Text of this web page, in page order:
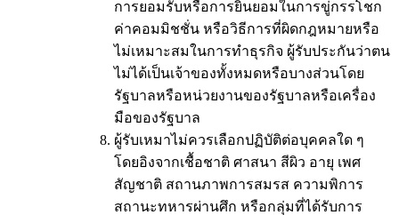
การยอมรับหรือการยินยอมในการขู่กรรโชก
ค่าคอมมิชชั่น หรือวิธีการที่ผิดกฎหมายหรือ
ไม่เหมาะสมในการทำธุรกิจ ผู้รับประกันว่าตน
ไม่ได้เป็นเจ้าของทั้งหมดหรือบางส่วนโดย
รัฐบาลหรือหน่วยงานของรัฐบาลหรือเครื่อง
มือของรัฐบาล
ผู้รับเหมาไม่ควรเลือกปฏิบัติต่อบุคคลใด ๆ
โดยอิงจากเชื้อชาติ ศาสนา สีผิว อายุ เพศ
สัญชาติ สถานภาพการสมรส ความพิการ
สถานะทหารผ่านศึก หรือกลุ่มที่ได้รับการ